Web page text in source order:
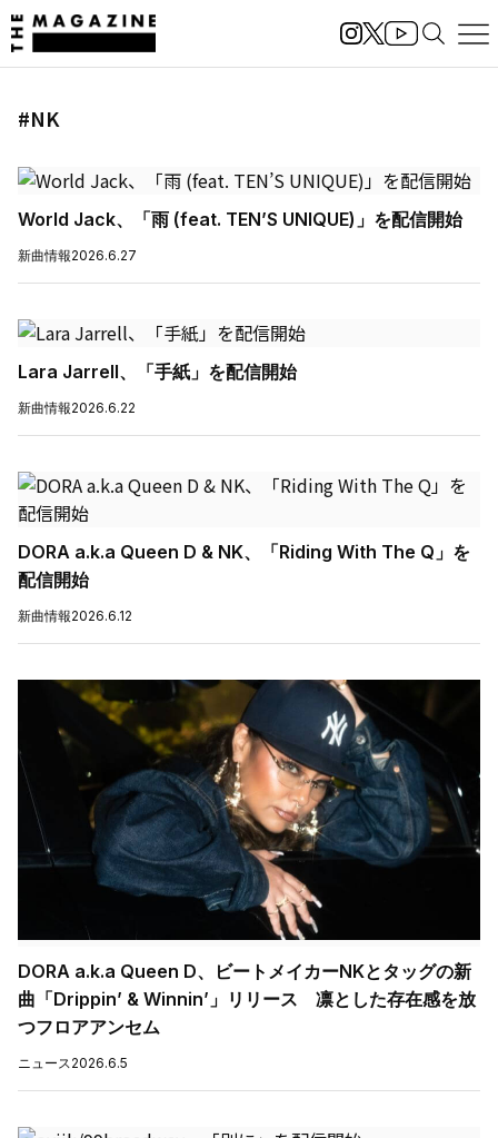
#NK
World Jack、「雨 (feat. TEN’S UNIQUE)」を配信開始
新曲情報2026.6.27
Lara Jarrell、「手紙」を配信開始
新曲情報2026.6.22
DORA a.k.a Queen D & NK、「Riding With The Q」を
配信開始
新曲情報2026.6.12
DORA a.k.a Queen D、ビートメイカーNKとタッグの新
曲「Drippin’ & Winnin’」リリース 凛とした存在感を放
つフロアアンセム
ニュース2026.6.5